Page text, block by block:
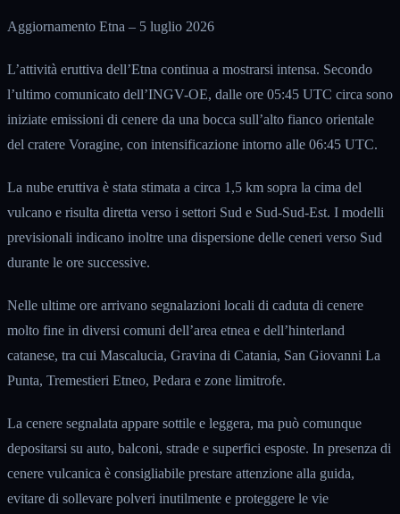
Aggiornamento Etna – 5 luglio 2026
L’attività eruttiva dell’Etna continua a mostrarsi intensa. Secondo
l’ultimo comunicato dell’INGV-OE, dalle ore 05:45 UTC circa sono
iniziate emissioni di cenere da una bocca sull’alto fianco orientale
del cratere Voragine, con intensificazione intorno alle 06:45 UTC.
La nube eruttiva è stata stimata a circa 1,5 km sopra la cima del
vulcano e risulta diretta verso i settori Sud e Sud-Sud-Est. I modelli
previsionali indicano inoltre una dispersione delle ceneri verso Sud
durante le ore successive.
Nelle ultime ore arrivano segnalazioni locali di caduta di cenere
molto fine in diversi comuni dell’area etnea e dell’hinterland
catanese, tra cui Mascalucia, Gravina di Catania, San Giovanni La
Punta, Tremestieri Etneo, Pedara e zone limitrofe.
La cenere segnalata appare sottile e leggera, ma può comunque
depositarsi su auto, balconi, strade e superfici esposte. In presenza di
cenere vulcanica è consigliabile prestare attenzione alla guida,
evitare di sollevare polveri inutilmente e proteggere le vie